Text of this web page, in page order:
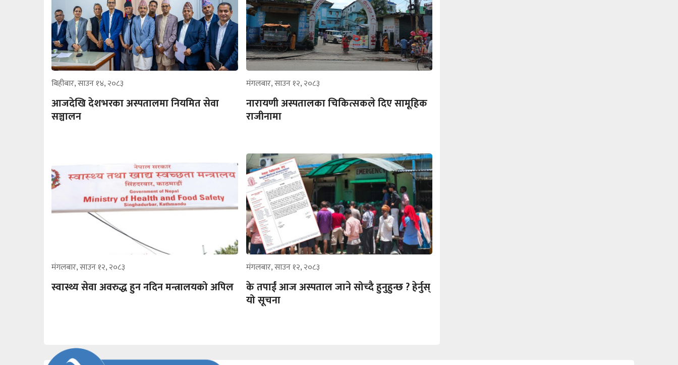
बिहीबार, साउन १४, २०८३
आजदेखि देशभरका अस्पतालमा नियमित सेवा
सञ्चालन
मंगलबार, साउन १२, २०८३
नारायणी अस्पतालका चिकित्सकले दिए सामूहिक
राजीनामा
मंगलबार, साउन १२, २०८३
स्वास्थ्य सेवा अवरुद्ध हुन नदिन मन्त्रालयको अपिल
मंगलबार, साउन १२, २०८३
के तपाईं आज अस्पताल जाने सोच्दै हुनुहुन्छ ? हेर्नुस्
यो सूचना